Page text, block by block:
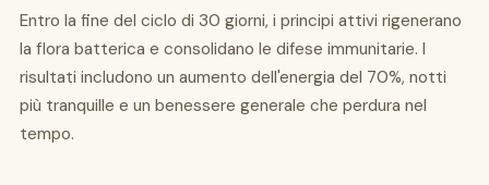
Entro la fine del ciclo di 30 giorni, i principi attivi rigenerano
la flora batterica e consolidano le difese immunitarie. I
risultati includono un aumento dell'energia del 70%, notti
più tranquille e un benessere generale che perdura nel
tempo.